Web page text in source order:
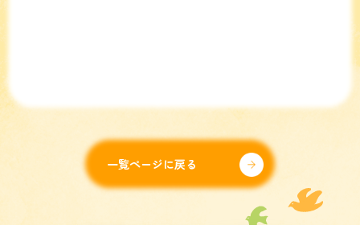
一覧ページに戻る